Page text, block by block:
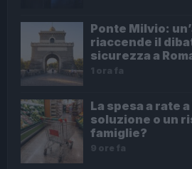
Ponte Milvio:
riaccende il
sicurezza a
1 ora fa
La spesa a rate
soluzione o un
famiglie?
9 ore fa